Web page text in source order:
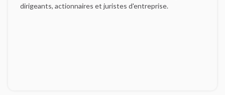
dirigeants, actionnaires et juristes d'entreprise.